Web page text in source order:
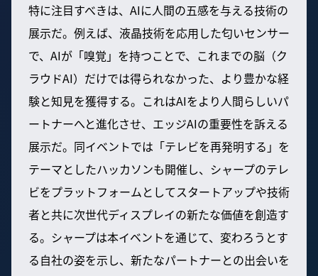
特に注目すべきは、AIに人間の五感を与える技術の
展示だ。例えば、液晶技術を応用した匂いセンサー
で、AIが「嗅覚」を持つことで、これまでの脳（ク
ラウドAI）だけでは得られなかった、より豊かな経
験と知見を獲得する。これはAIをより人間らしいパ
ートナーへと進化させ、エッジAIの重要性を訴える
展示だ。同イベントでは「テレビを再発明する」を
テーマとしたハッカソンも開催し、シャープのテレ
ビをプラットフォームとしてスタートアップや技術
者と共に次世代ディスプレイの新たな価値を創造す
る。シャープは本イベントを通じて、変わろうとす
る自社の姿を示し、新たなパートナーとの出会いを